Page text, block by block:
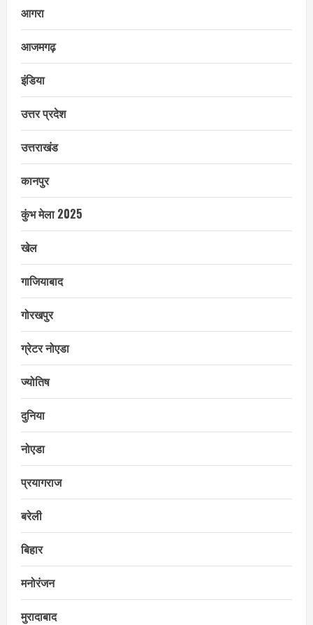
आगरा
आजमगढ़
इंडिया
उत्तर प्रदेश
उत्तराखंड
कानपुर
कुंभ मेला 2025
खेल
गाजियाबाद
गोरखपुर
ग्रेटर नोएडा
ज्योतिष
दुनिया
नोएडा
प्रयागराज
बरेली
बिहार
मनोरंजन
मुरादाबाद